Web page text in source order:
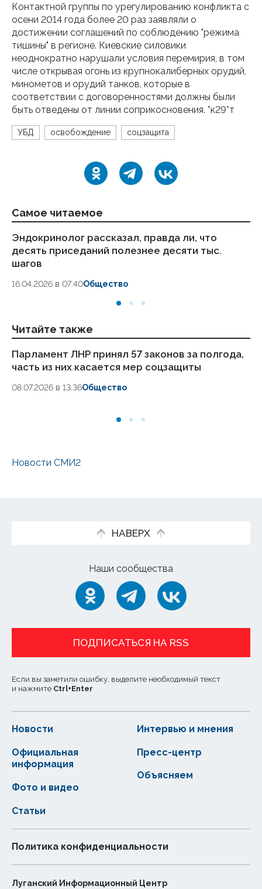
Контактной группы по урегулированию конфликта с
осени 2014 года более 20 раз заявляли о
достижении соглашений по соблюдению "режима
тишины" в регионе. Киевские силовики
неоднократно нарушали условия перемирия, в том
числе открывая огонь из крупнокалиберных орудий,
минометов и орудий танков, которые в
соответствии с договоренностями должны были
быть отведены от линии соприкосновения. *к29*т
УБД освобождение соцзащита
Самое читаемое
Эндокринолог рассказал, правда ли, что
десять приседаний полезнее десяти тыс.
шагов
16.04.2026 в 07:40Общество
Читайте также
Парламент ЛНР принял 57 законов за полгода,
часть из них касается мер соцзащиты
08.07.2026 в 13:36Общество
Новости СМИ2
НАВЕРХ
Наши сообщества
ПОДПИСАТЬСЯ НА RSS
Если вы заметили ошибку, выделите необходимый текст
и нажмите Ctrl+Enter
Новости
Статьи
Официальная
информация
Интервью и мнения
Фото и видео
Пресс-центр
Объясняем
Политика конфиденциальности
Луганский Информационный Центр